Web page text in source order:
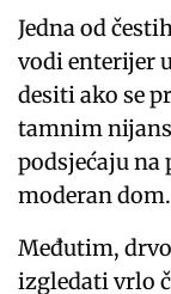
Jedna od
vodi enterijer
desiti ako se
tamnim
podsjećaju
moderan dom.
Međutim,
izgledati vrlo